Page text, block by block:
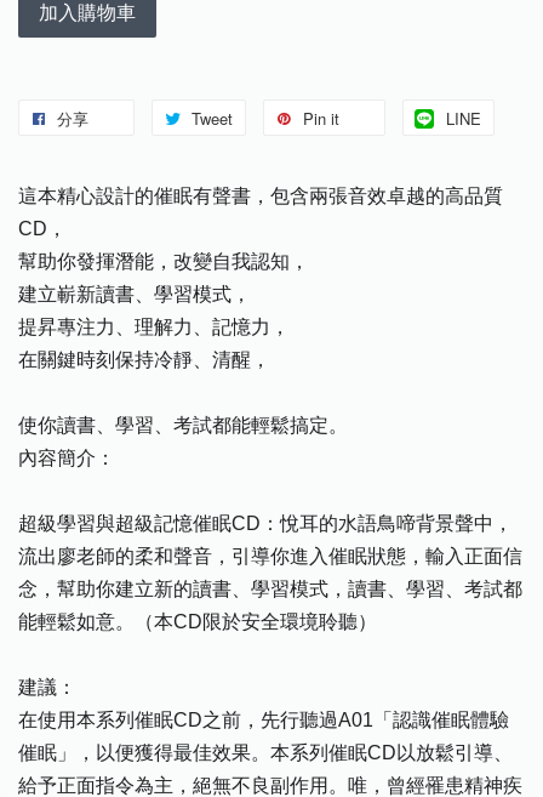
加入購物車
分享 Tweet Pin it LINE
這本精心設計的催眠有聲書，包含兩張音效卓越的高品質
CD，
幫助你發揮潛能，改變自我認知，
建立嶄新讀書、學習模式，
提昇專注力、理解力、記憶力，
在關鍵時刻保持冷靜、清醒，
使你讀書、學習、考試都能輕鬆搞定。
內容簡介：
超級學習與超級記憶催眠CD：悅耳的水語鳥啼背景聲中，
流出廖老師的柔和聲音，引導你進入催眠狀態，輸入正面信
念，幫助你建立新的讀書、學習模式，讀書、學習、考試都
能輕鬆如意。（本CD限於安全環境聆聽）
建議：
在使用本系列催眠CD之前，先行聽過A01「認識催眠體驗
催眠」，以便獲得最佳效果。本系列催眠CD以放鬆引導、
給予正面指令為主，絕無不良副作用。唯，曾經罹患精神疾